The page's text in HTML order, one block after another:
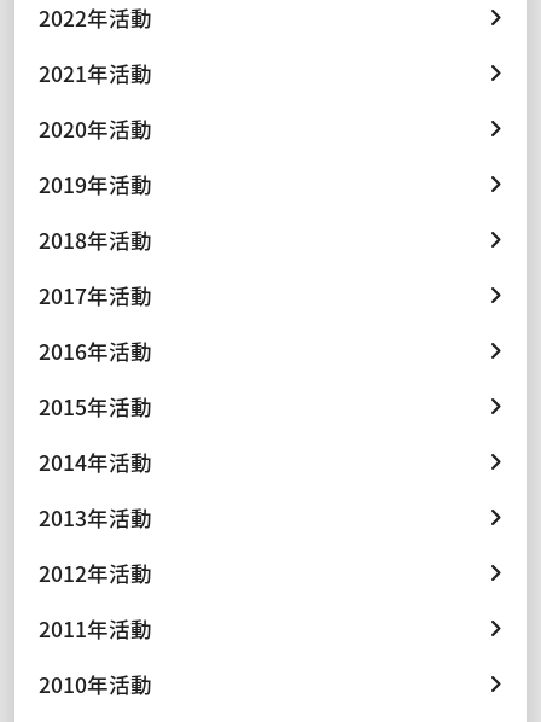
2022年活動
2021年活動
2020年活動
2019年活動
2018年活動
2017年活動
2016年活動
2015年活動
2014年活動
2013年活動
2012年活動
2011年活動
2010年活動